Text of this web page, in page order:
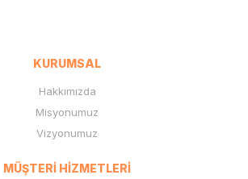
KURUMSAL
Hakkımızda
Misyonumuz
Vizyonumuz
MÜŞTERI HIZMETLERI